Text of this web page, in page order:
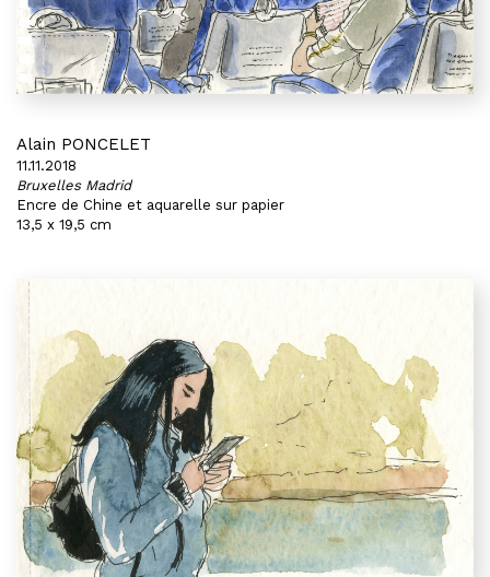
Alain PONCELET
11.11.2018
Bruxelles Madrid
Encre de Chine et aquarelle sur papier
13,5 x 19,5 cm